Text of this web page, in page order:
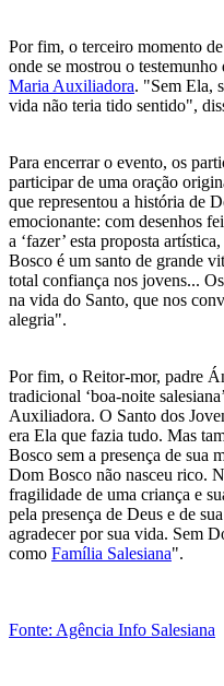
Por fim, o terceiro momento
onde se mostrou o
Maria Auxiliadora. "Sem Ela,
vida não teria tido sentido",
Para encerrar o evento, os
participar de uma oração
que representou a história de
emocionante: com desenhos
a ‘fazer’ esta proposta
Bosco é um santo de grande
total confiança nos jovens...
na vida do Santo, que nos
alegria".
Por fim, o Reitor-mor, padre
tradicional ‘boa-noite
Auxiliadora. O Santo dos
era Ela que fazia tudo. Mas
Bosco sem a presença de sua
Dom Bosco não nasceu rico.
fragilidade de uma criança e
pela presença de Deus e de
agradecer por sua vida. Sem
como Família Salesiana".
Fonte: Agência Info Salesiana